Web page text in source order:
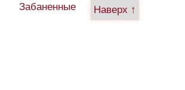
Забаненные
Наверх ↑